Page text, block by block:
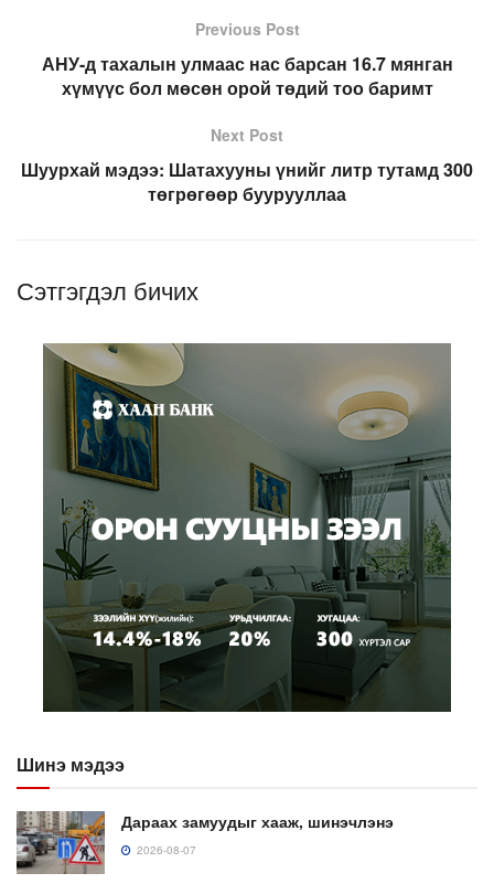
Previous Post
АНУ-д тахалын улмаас нас барсан 16.7 мянган
хүмүүс бол мөсөн орой төдий тоо баримт
Next Post
Шуурхай мэдээ: Шатахууны үнийг литр тутамд 300
төгрөгөөр буурууллаа
Сэтгэгдэл бичих
Шинэ мэдээ
Дараах замуудыг хааж, шинэчлэнэ
2026-08-07